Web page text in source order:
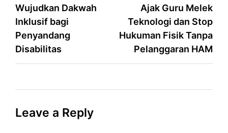
Wujudkan Dakwah
Inklusif bagi
Penyandang
Disabilitas
Ajak Guru Melek
Teknologi dan Stop
Hukuman Fisik Tanpa
Pelanggaran HAM
Leave a Reply